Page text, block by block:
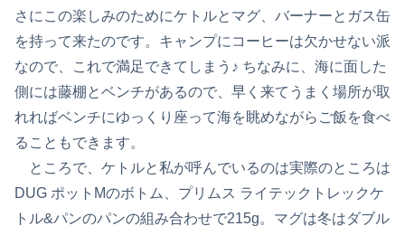
さにこの楽しみのためにケトルとマグ、バーナーとガス缶
を持って来たのです。キャンプにコーヒーは欠かせない派
なので、これで満足できてしまう♪ ちなみに、海に面した
側には藤棚とベンチがあるので、早く来てうまく場所が取
れればベンチにゆっくり座って海を眺めながらご飯を食べ
ることもできます。
ところで、ケトルと私が呼んでいるのは実際のところは
DUG ポットMのボトム、プリムス ライテックトレックケ
トル&パンのパンの組み合わせで215g。マグは冬はダブル